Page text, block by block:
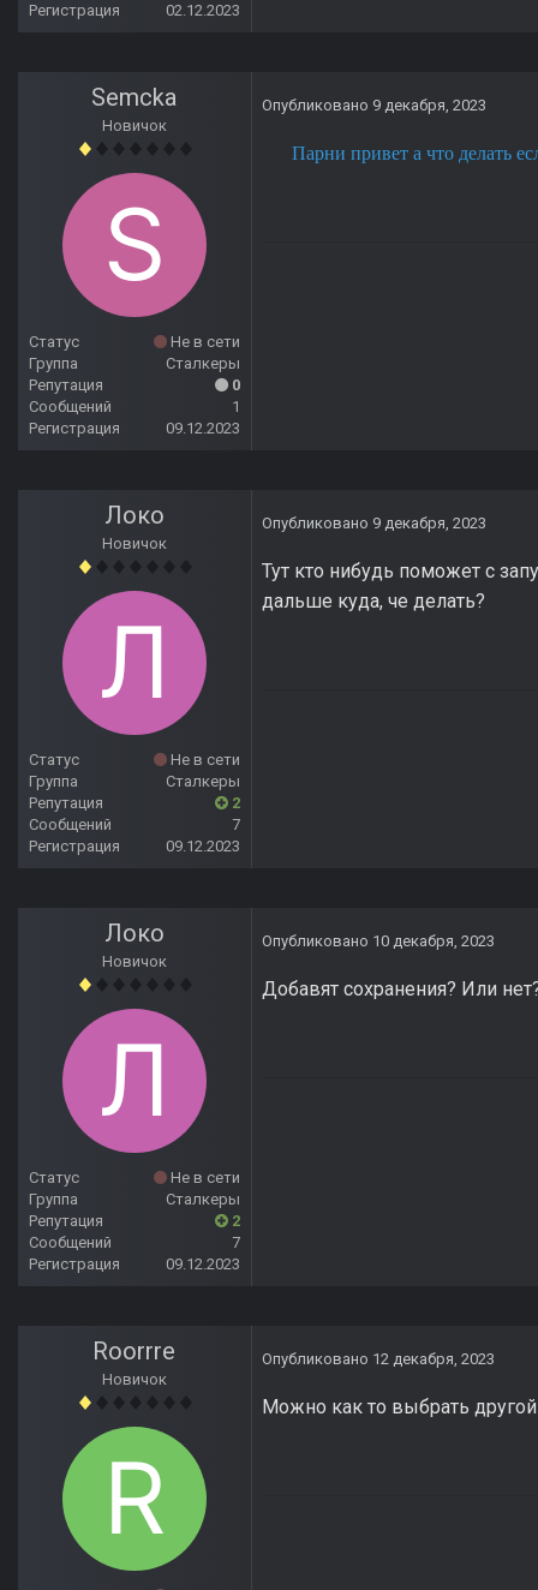
Регистрация
02.12.2023
Semcka
Новичок
Статус
Не в сети
Группа
Сталкеры
Репутация
0
Сообщений
1
Регистрация
09.12.2023
Опубликовано 9 декабря, 2023
Парни привет а что делать
Локо
Новичок
Статус
Не в сети
Группа
Сталкеры
Репутация
2
Сообщений
7
Регистрация
09.12.2023
Опубликовано 9 декабря, 2023
Тут кто нибудь поможет с
дальше куда, че делать?
Локо
Новичок
Статус
Не в сети
Группа
Сталкеры
Репутация
2
Сообщений
7
Регистрация
09.12.2023
Опубликовано 10 декабря, 2023
Добавят сохранения? Или
Roorrre
Новичок
Опубликовано 12 декабря, 2023
Можно как то выбрать другой